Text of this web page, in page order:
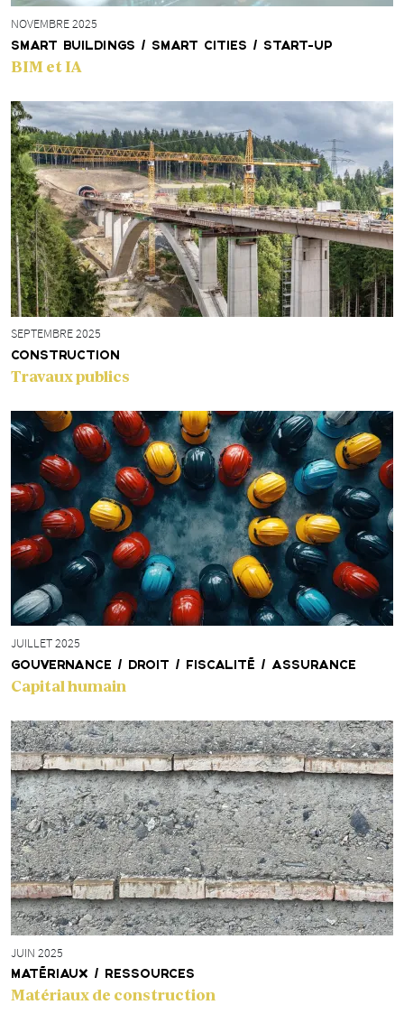
NOVEMBRE 2025
SMART BUILDINGS / SMART CITIES / START-UP
BIM et IA
SEPTEMBRE 2025
CONSTRUCTION
Travaux publics
JUILLET 2025
GOUVERNANCE / DROIT / FISCALITÉ / ASSURANCE
Capital humain
JUIN 2025
MATÉRIAUX / RESSOURCES
Matériaux de construction